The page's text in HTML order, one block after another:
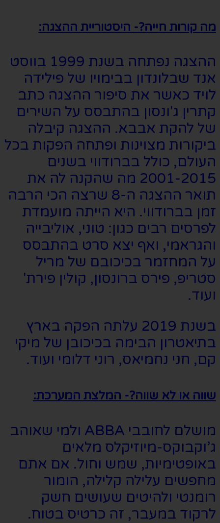
מה קורות חייה?- היסטוריית ההצגה:
ההצגה נפתחה בשנת 1999 בווסט
אנד שבלונדון בבימויו של פילידה
לויד כאשר את סיפור ההצגה כתב
קתרין ג'ונסון בהתבסס על השירים
של להקת אבבא. ההצגה קיבלה
ביקורות מצוינות ופתחה הפקות בכל
העולם, כולל בברודווי בשנים
2001-2015 מה שהקנה לה את
תואר ההצגה ה-8 שרצה הכי הרבה
זמן בברודווי. היא הייתה מועמדת
לפרסים רבים כגון: טוני, אוליבייה
והגראמי, ואף יצא סרט בהתבסס
על המחזמר בכיכובם של מריל
סטריפ, פירס ברונסון, קולין פירת'
ועוד.
בשנת 2019 עלתה הפקה בארץ
בתיאטרון הבימה בכיכובן של מיקי
קם, חני נחמיאס, רוני דלומי ועוד.
שווה או לא שווה?- המלצת המערכת:
מושלם לחובבי ABBA ולמי שאוהב
ג’וקבוקס-מיוזיקלס מלאים
באופטימיות, שמש וחול. אם אתם
מחפשים עלילה קלילה, הומור
רומנטי ולהיטים שעושים חשק
לרקוד במעבר, זה כרטיס בטוח.